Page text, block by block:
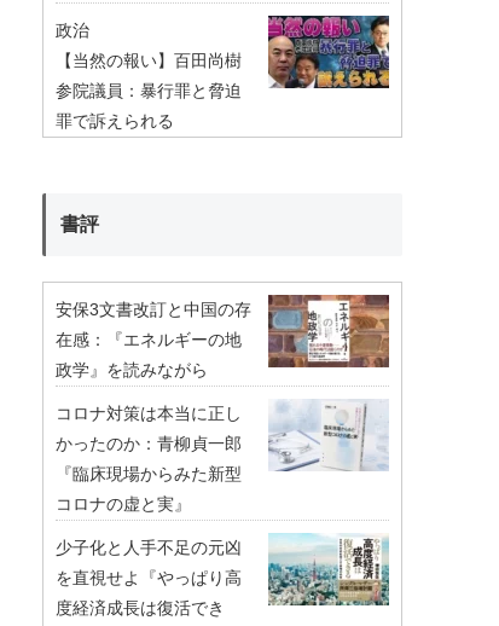
政治
【当然の報い】百田尚樹
参院議員：暴行罪と脅迫
罪で訴えられる
書評
安保3文書改訂と中国の存
在感：『エネルギーの地
政学』を読みながら
コロナ対策は本当に正し
かったのか：青柳貞一郎
『臨床現場からみた新型
コロナの虚と実』
少子化と人手不足の元凶
を直視せよ『やっぱり高
度経済成長は復活でき